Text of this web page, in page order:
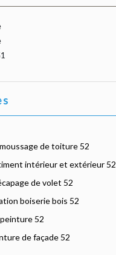
de toiture 52
intérieur et extérieur 52
de volet 52
boiserie bois 52
52
de façade 52